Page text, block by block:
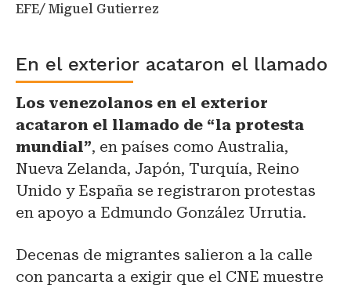
EFE/ Miguel Gutierrez
En el exterior acataron el llamado
Los venezolanos en el exterior
acataron el llamado de “la protesta
mundial”, en países como Australia,
Nueva Zelanda, Japón, Turquía, Reino
Unido y España se registraron protestas
en apoyo a Edmundo González Urrutia.
Decenas de migrantes salieron a la calle
con pancarta a exigir que el CNE muestre